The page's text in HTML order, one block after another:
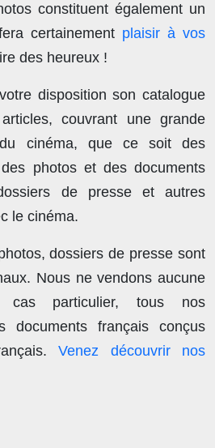
constituent également un
certainement plaisir à vos
des heureux !
disposition son catalogue
, couvrant une grande
cinéma, que ce soit des
photos et des documents
de presse et autres
le cinéma.
dossiers de presse sont
Nous ne vendons aucune
particulier, tous nos
documents français conçus
Venez découvrir nos